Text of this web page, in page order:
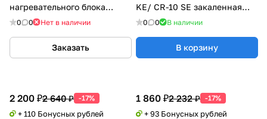
KE/ CR-10 SE закаленная
сталь + медь
0 0 В наличии
В корзину
2 200 ₽2 640 ₽ -17%
+ 110 Бонусных рублей
1 860 ₽2 232 ₽ -17%
+ 93 Бонусных рублей
нагревательного блока
Creality K1/K1 MAX
0 0 Нет в наличии
Заказать